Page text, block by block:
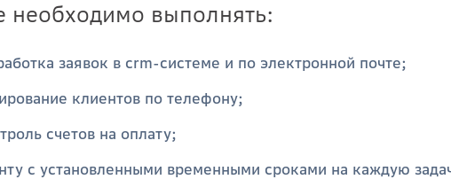
необходимо выполнять:
заявок в crm-системе и по электронной почте;
клиентов по телефону;
счетов на оплату;
с установленными временными сроками на каждую